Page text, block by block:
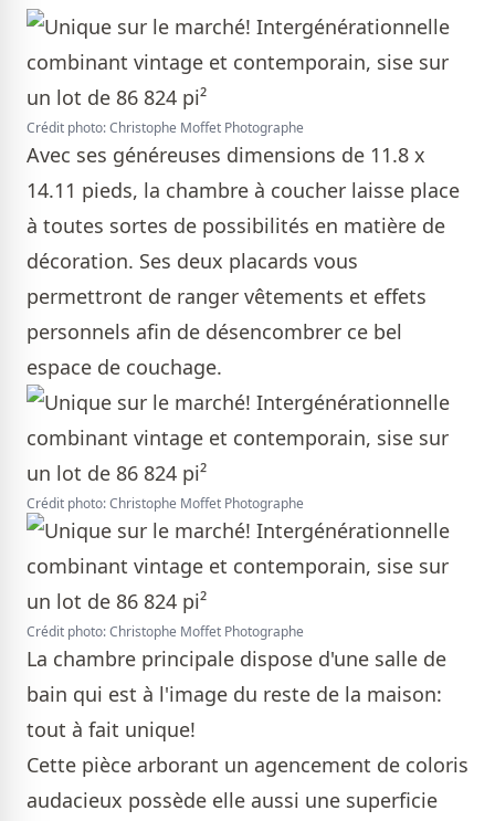
Crédit photo: Christophe Moffet Photographe
Avec ses généreuses dimensions de 11.8 x
14.11 pieds, la chambre à coucher laisse place
à toutes sortes de possibilités en matière de
décoration. Ses deux placards vous
permettront de ranger vêtements et effets
personnels afin de désencombrer ce bel
espace de couchage.
Crédit photo: Christophe Moffet Photographe
Crédit photo: Christophe Moffet Photographe
La chambre principale dispose d'une salle de
bain qui est à l'image du reste de la maison:
tout à fait unique!
Cette pièce arborant un agencement de coloris
audacieux possède elle aussi une superficie